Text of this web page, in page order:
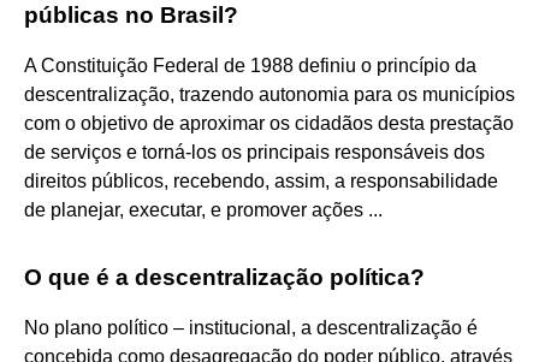
públicas no Brasil?
A Constituição Federal de 1988 definiu o princípio da
descentralização, trazendo autonomia para os municípios
com o objetivo de aproximar os cidadãos desta prestação
de serviços e torná-los os principais responsáveis dos
direitos públicos, recebendo, assim, a responsabilidade
de planejar, executar, e promover ações ...
O que é a descentralização política?
No plano político – institucional, a descentralização é
concebida como desagregação do poder público, através